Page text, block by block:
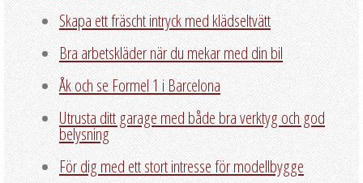
Skapa ett fräscht intryck med klädseltvätt
Bra arbetskläder när du mekar med din bil
Åk och se Formel 1 i Barcelona
Utrusta ditt garage med både bra verktyg och god
belysning
För dig med ett stort intresse för modellbygge